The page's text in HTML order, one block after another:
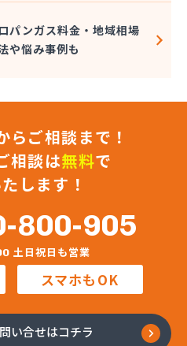
同組合
式会社 栃木支店 宇都宮
パンガス料金・地域相場
や悩み事例も
らご相談まで！
相談は無料で
します！
800-905
土日祝日も営業
スマホもOK
い合せはコチラ